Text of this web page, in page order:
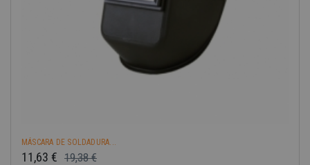
MÁSCARA DE SOLDADURA...
19,38 €
11,63 €